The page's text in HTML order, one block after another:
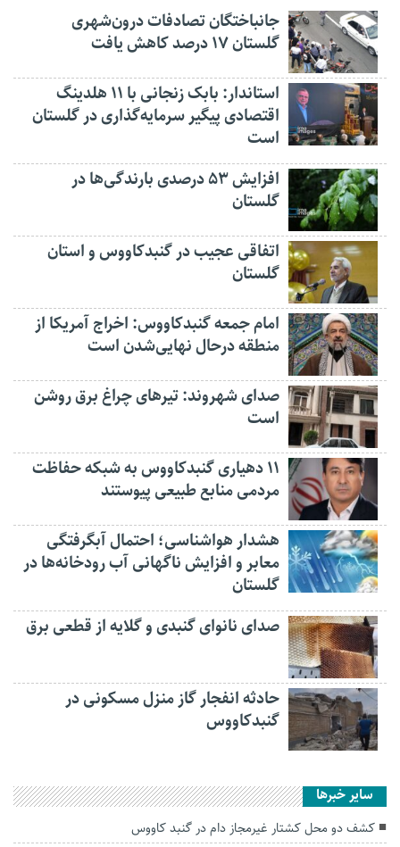
جانباختگان تصادفات درون‌شهری
گلستان ۱۷ درصد کاهش یافت
استاندار: بابک زنجانی با ۱۱ هلدینگ
اقتصادی پیگیر سرمایه‌گذاری در گلستان
است
افزایش ۵۳ درصدی بارندگی‌ها در
گلستان
اتفاقی عجیب در‌ گنبدکاووس و استان
گلستان
امام جمعه گنبدکاووس: اخراج آمریکا از
منطقه درحال نهایی‌شدن است
صدای شهروند: تیرهای چراغ برق روشن
است
۱۱ دهیاری گنبدکاووس به شبکه حفاظت
مردمی منابع طبیعی پیوستند
هشدار هواشناسی؛ احتمال آبگرفتگی
معابر و افزایش ناگهانی آب رودخانه‌ها در
گلستان
صدای نانوای گنبدی و گلایه از قطعی برق
حادثه انفجار گاز منزل مسکونی در
گنبدکاووس
سایر خبرها
کشف دو محل کشتار غیرمجاز دام در گنبد کاووس